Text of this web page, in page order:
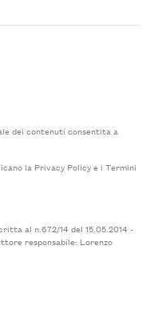
dei contenuti consentita a
la Privacy Policye i Termini
al n.672/14 del 15.05.2014 -
responsabile: Lorenzo